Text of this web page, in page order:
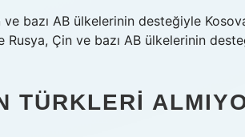
ve bazı AB ülkelerinin desteğiyle
Rusya, Çin ve bazı AB ülkelerinin
TÜRKLERI